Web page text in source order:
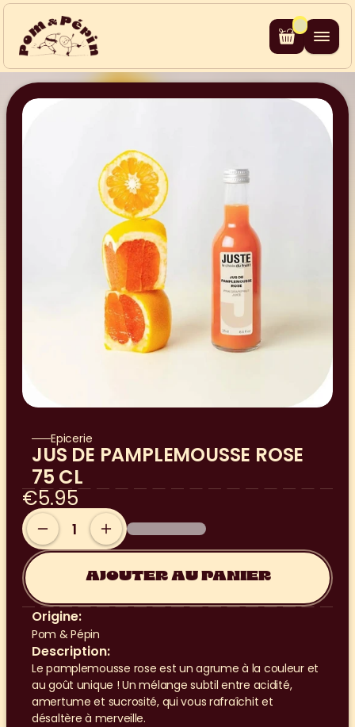
Epicerie
JUS DE PAMPLEMOUSSE ROSE
75 CL
€5.95
AJOUTER AU PANIER
Origine:
Pom & Pépin
Description:
Le pamplemousse rose est un agrume à la couleur et
au goût unique ! Un mélange subtil entre acidité,
amertume et sucrosité, qui vous rafraîchit et
désaltère à merveille.